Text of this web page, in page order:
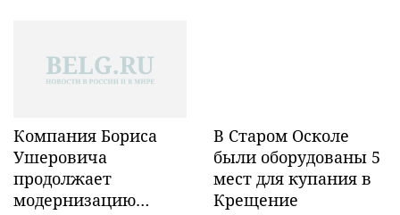
Компания Бориса
Ушеровича
продолжает
модернизацию
В Старом Осколе
были оборудованы 5
мест для купания в
Крещение